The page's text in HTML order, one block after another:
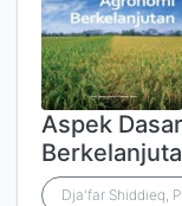
Aspek
Dja'far Shiddieq,